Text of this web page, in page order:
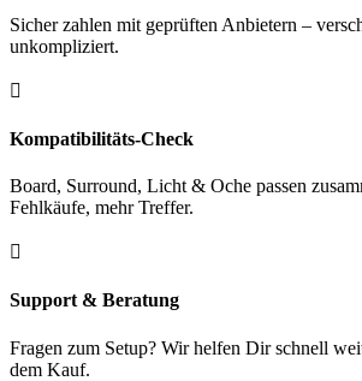
Sicher zahlen mit geprüften Anbietern –
unkompliziert.

Kompatibilitäts-Check
Board, Surround, Licht & Oche passen
Fehlkäufe, mehr Treffer.

Support & Beratung
Fragen zum Setup? Wir helfen Dir schnell
dem Kauf.